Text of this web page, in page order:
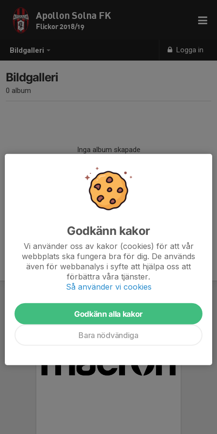
Bildgalleri Logga in
Apollon Solna FK
Flickor 2018/19
Bildgalleri
0 album
Inga album skapade
Godkänn kakor
Vi använder oss av kakor (cookies) för att vår
webbplats ska fungera bra för dig. De används
även för webbanalys i syfte att hjälpa oss att
förbättra våra tjänster.
Så använder vi cookies
Godkänn alla kakor
Bara nödvändiga